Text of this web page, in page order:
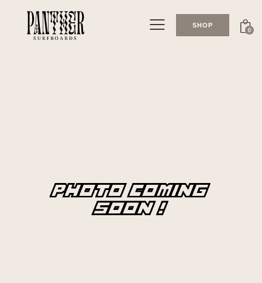
SHOP
0